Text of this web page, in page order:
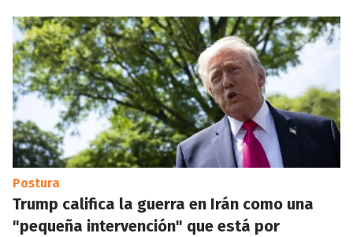
Postura
Trump califica la guerra en Irán como una
"pequeña intervención" que está por